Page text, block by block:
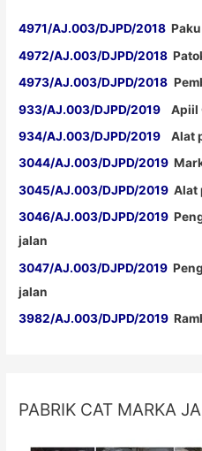
4971/AJ.003/DJPD/2018
4972/AJ.003/DJPD/2018
4973/AJ.003/DJPD/2018
933/AJ.003/DJPD/2019 Apiil
934/AJ.003/DJPD/2019 Alat
3044/AJ.003/DJPD/2019
3045/AJ.003/DJPD/2019 Alat
3046/AJ.003/DJPD/2019
jalan
3047/AJ.003/DJPD/2019
jalan
3982/AJ.003/DJPD/2019
PABRIK CAT MARKA